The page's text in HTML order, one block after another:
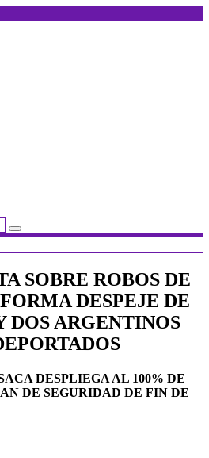
SOBRE ROBOS DE
DESPEJE DE
DOS ARGENTINOS
DESPLIEGA AL 100% DE
DE SEGURIDAD DE FIN DE